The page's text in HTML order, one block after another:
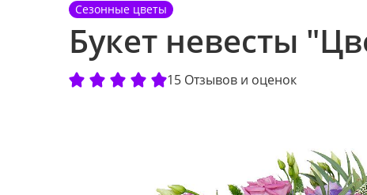
Сезонные цветы
Букет невесты
15 Отзывов и оценок